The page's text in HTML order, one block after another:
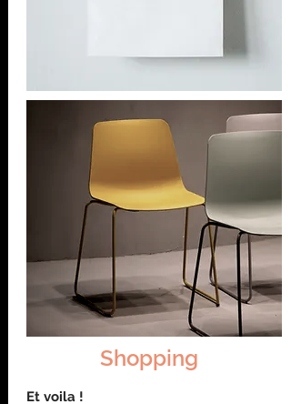
Shopping
Et voila !